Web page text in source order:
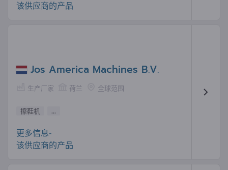
该供应商的产品
Jos America Machines B.V.
生产厂家 荷兰 全球范围
擦鞋机 ...
更多信息-
该供应商的产品